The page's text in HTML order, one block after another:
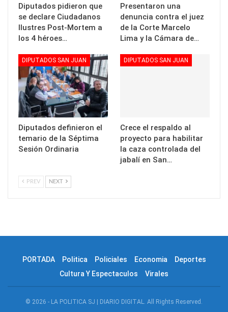
Diputados pidieron que
se declare Ciudadanos
Ilustres Post-Mortem a
los 4 héroes…
Presentaron una
denuncia contra el juez
de la Corte Marcelo
Lima y la Cámara de…
DIPUTADOS SAN JUAN
Diputados definieron el
temario de la Séptima
Sesión Ordinaria
DIPUTADOS SAN JUAN
Crece el respaldo al
proyecto para habilitar
la caza controlada del
jabalí en San…
PREV NEXT
PORTADA Politica Policiales Economia
Deportes
Cultura Y Espectaculos
Virales
© 2026 - LA POLITICA SJ | DIARIO DIGITAL. All Rights Reserved.